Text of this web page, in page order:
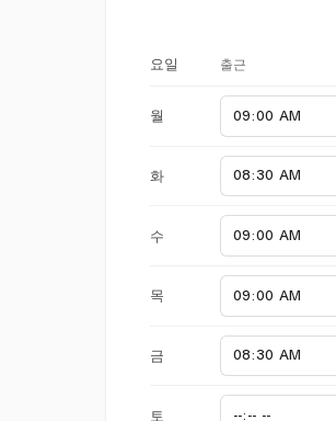
요일 출근
월
화
수
목
금
토